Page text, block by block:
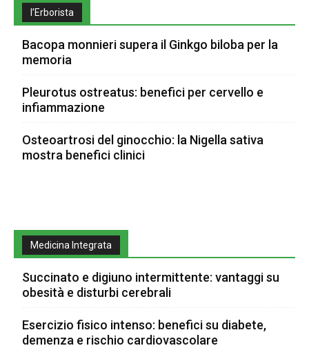
l’Erborista
Bacopa monnieri supera il Ginkgo biloba per la
memoria
Pleurotus ostreatus: benefici per cervello e
infiammazione
Osteoartrosi del ginocchio: la Nigella sativa
mostra benefici clinici
Medicina Integrata
Succinato e digiuno intermittente: vantaggi su
obesità e disturbi cerebrali
Esercizio fisico intenso: benefici su diabete,
demenza e rischio cardiovascolare